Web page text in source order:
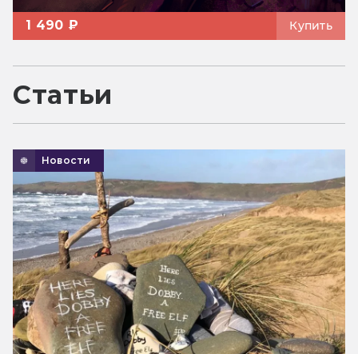
1 490 ₽ Купить
Статьи
Новости